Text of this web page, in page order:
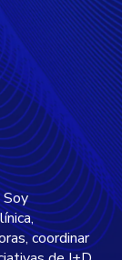
Soy
coordinar